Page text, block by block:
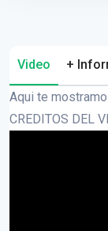
Video +
Aqui te
CREDITOS DEL